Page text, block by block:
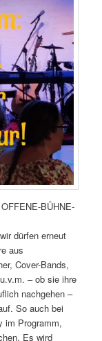
BÜHNE-
dürfen erneut
aus
Cover-Bands,
– ob sie ihre
nachgehen –
So auch bei
im Programm,
Es wird